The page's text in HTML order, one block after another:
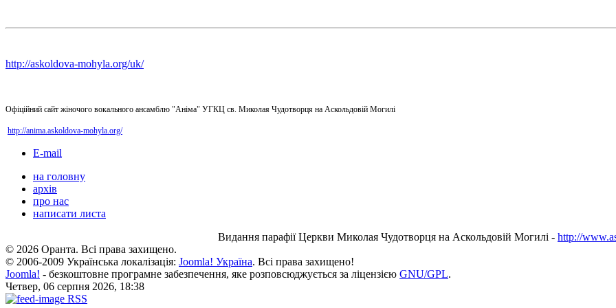
http://askoldova-mohyla.org/uk/
Офіційний сайт жіночого вокального ансамблю "Аніма" УГКЦ св. Миколая Чудотворця на Аскольдовій Могилі
http://anima.askoldova-mohyla.org/
E-mail
на головну
архів
про нас
написати листа
Видання парафії Церкви Миколая Чудотворця на Аскольдовій Могилі - http://
© 2026 Оранта. Всі права захищено.
© 2006-2009 Українська локалізація: Joomla! Україна. Всі права захищено!
Joomla! - безкоштовне програмне забезпечення, яке розповсюджується за ліцензією GNU/GPL.
Четвер, 06 серпня 2026, 18:38
RSS